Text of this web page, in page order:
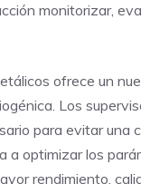
monitorizar,
ofrece un
Los
para evitar una
a optimizar los
rendimiento,